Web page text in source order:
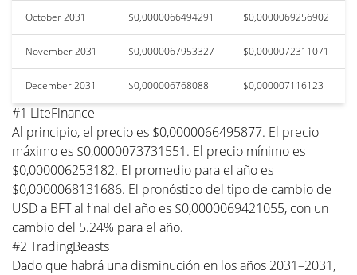
October 2031 $0,0000066494291 $0,0000069256902
November 2031 $0,0000067953327 $0,0000072311071
December 2031 $0,000006768088 $0,000007116123
#1 LiteFinance
Al principio, el precio es $0,0000066495877. El precio
máximo es $0,0000073731551. El precio mínimo es
$0,000006253182. El promedio para el año es
$0,0000068131686. El pronóstico del tipo de cambio de
USD a BFT al final del año es $0,0000069421055, con un
cambio del 5.24% para el año.
#2 TradingBeasts
Dado que habrá una disminución en los años 2031–2031,